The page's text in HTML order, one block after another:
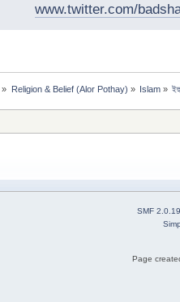
www.twitter.com/
» Religion & Belief (Alor Pothay) » Islam»
SMF 2.0.19
Page